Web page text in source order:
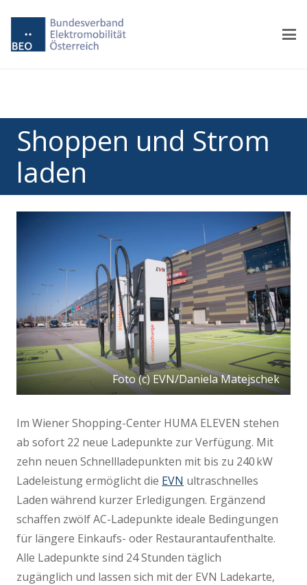
Shoppen und Strom
laden
Foto (c) EVN/Daniela Matejschek
Im Wiener Shopping-Center HUMA ELEVEN stehen
ab sofort 22 neue Ladepunkte zur Verfügung. Mit
zehn neuen Schnellladepunkten mit bis zu 240 kW
Ladeleistung ermöglicht die EVN ultraschnelles
Laden während kurzer Erledigungen. Ergänzend
schaffen zwölf AC-Ladepunkte ideale Bedingungen
für längere Einkaufs- oder Restaurantaufenthalte.
Alle Ladepunkte sind 24 Stunden täglich
zugänglich und lassen sich mit der EVN Ladekarte,